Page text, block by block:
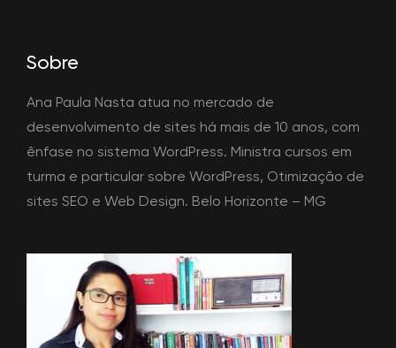
Sobre
Ana Paula Nasta atua no mercado de
desenvolvimento de sites há mais de 10 anos, com
ênfase no sistema WordPress. Ministra cursos em
turma e particular sobre WordPress, Otimização de
sites SEO e Web Design. Belo Horizonte – MG